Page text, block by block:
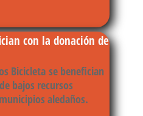
con la donación de
Bicicleta se benefician
bajos recursos
aledaños.